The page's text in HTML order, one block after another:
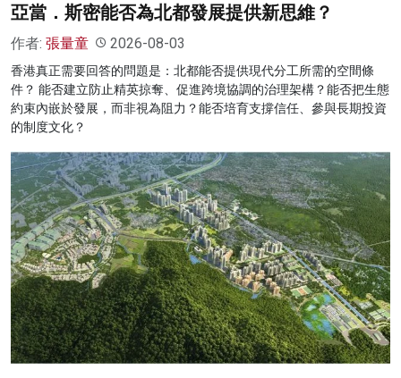
亞當．斯密能否為北都發展提供新思維？
作者: 張量童 2026-08-03
香港真正需要回答的問題是：北都能否提供現代分工所需的空間條
件？ 能否建立防止精英掠奪、促進跨境協調的治理架構？能否把生態
約束內嵌於發展，而非視為阻力？能否培育支撐信任、參與長期投資
的制度文化？